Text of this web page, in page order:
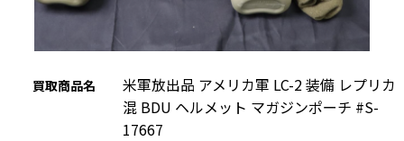
買取商品名
米軍放出品 アメリカ軍 LC-2 装備 レプリカ
混 BDU ヘルメット マガジンポーチ #S-
17667